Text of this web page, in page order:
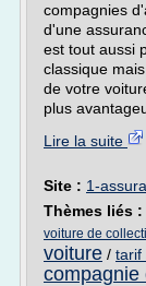
compagnies
d'une
est tout aussi
classique
de votre
plus
Lire la suite
Site : 1-
Thèmes liés :
voiture de
voiture / tarif
compagnie